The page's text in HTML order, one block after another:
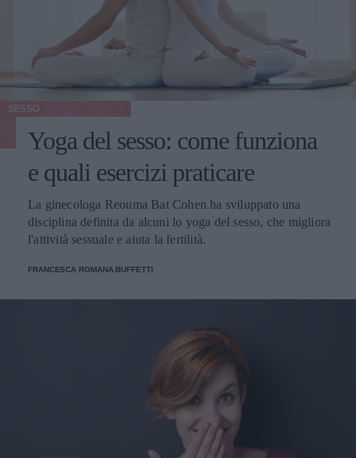
SESSO
Yoga del sesso: come funziona
e quali esercizi praticare
La ginecologa Reouma Bat Cohen ha sviluppato una
disciplina definita da alcuni lo yoga del sesso, che migliora
l'attività sessuale e aiuta la fertilità.
FRANCESCA ROMANA BUFFETTI